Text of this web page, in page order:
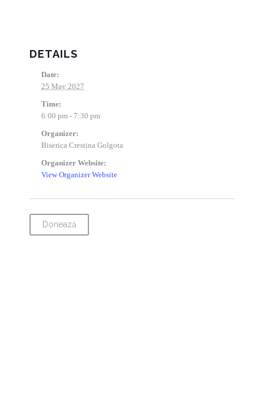
DETAILS
Date:
25 May 2027
Time:
6:00 pm - 7:30 pm
Organizer:
Biserica Crestina Golgota
Organizer Website:
View Organizer Website
Donează